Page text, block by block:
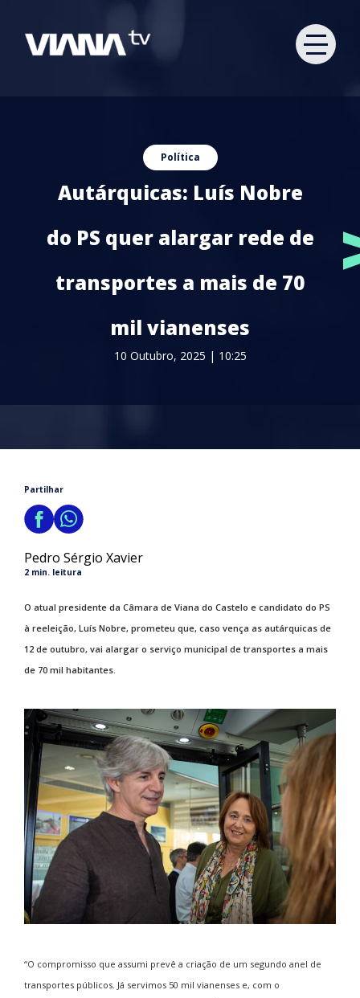
Política
Autárquicas: Luís Nobre
do PS quer alargar rede de
transportes a mais de 70
mil vianenses
10 Outubro, 2025 | 10:25
Partilhar
Pedro Sérgio Xavier
2 min. leitura
O atual presidente da Câmara de Viana do Castelo e candidato do PS
à reeleição, Luís Nobre, prometeu que, caso vença as autárquicas de
12 de outubro, vai alargar o serviço municipal de transportes a mais
de 70 mil habitantes.
“O compromisso que assumi prevê a criação de um segundo anel de
transportes públicos. Já servimos 50 mil vianenses e, com o